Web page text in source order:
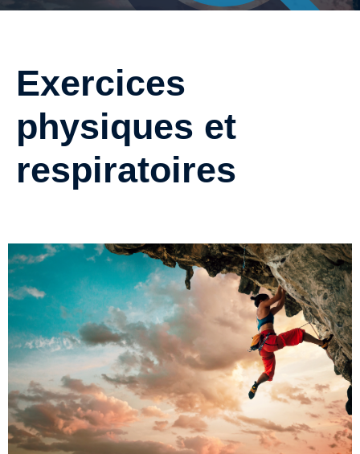
Exercices
physiques et
respiratoires